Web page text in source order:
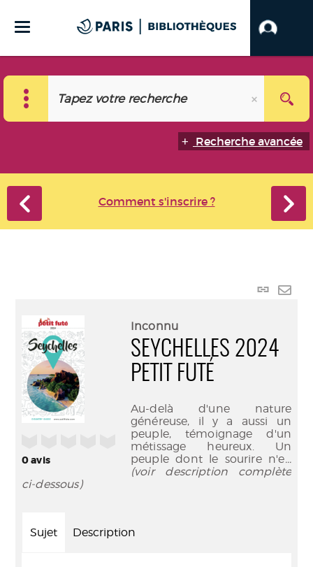
Recherche avancée
Comment s'inscrire ?
Lien
0avis
Inconnu
SEYCHELLES 2024
PETIT FUTÉ
Au-delà d'une nature
généreuse, il y a aussi un
peuple, témoignage d'un
métissage heureux. Un
peuple dont le sourire n'e...
(voir description complète
ci-dessous)
Sujet Description